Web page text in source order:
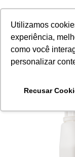
Utilizamos
experiência,
como você
personalizar
Recusar
conteúdo